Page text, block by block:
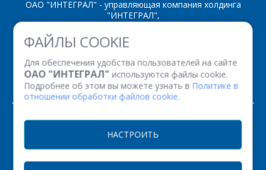
ФАЙЛЫ COOKIE
Для обеспечения удобства пользователей на сайте
ОАО "ИНТЕГРАЛ" используются файлы cookie.
Подробнее об этом вы можете узнать в Политике в
отношении обработки файлов cookie.
НАСТРОИТЬ
ОАО "ИНТЕГРАЛ" - управляющая компания холдинга
"ИНТЕГРАЛ",
ул. Казинца И.П., д.121А, комната 327, г. Минск, 220108,
Республика Беларусь
Факс: (+375 17) 338 12 94 УНП 100386629
Рег. номер 100386629 от 01.08.2013 г.
© 2026. Все права защищены.
поля
ОТПРАВИТЬ